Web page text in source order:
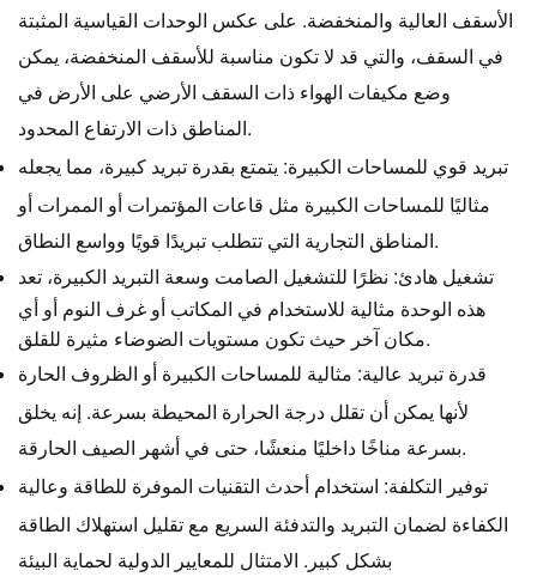
الأسقف العالية والمنخفضة. على عكس الوحدات القياسية المثبتة
في السقف، والتي قد لا تكون مناسبة للأسقف المنخفضة، يمكن
وضع مكيفات الهواء ذات السقف الأرضي على الأرض في
المناطق ذات الارتفاع المحدود.
تبريد قوي للمساحات الكبيرة: يتمتع بقدرة تبريد كبيرة، مما يجعله
مثاليًا للمساحات الكبيرة مثل قاعات المؤتمرات أو الممرات أو
المناطق التجارية التي تتطلب تبريدًا قويًا وواسع النطاق.
تشغيل هادئ: نظرًا للتشغيل الصامت وسعة التبريد الكبيرة، تعد
هذه الوحدة مثالية للاستخدام في المكاتب أو غرف النوم أو أي
مكان آخر حيث تكون مستويات الضوضاء مثيرة للقلق.
قدرة تبريد عالية: مثالية للمساحات الكبيرة أو الظروف الحارة
لأنها يمكن أن تقلل درجة الحرارة المحيطة بسرعة. إنه يخلق
بسرعة مناخًا داخليًا منعشًا، حتى في أشهر الصيف الحارقة.
توفير التكلفة: استخدام أحدث التقنيات الموفرة للطاقة وعالية
الكفاءة لضمان التبريد والتدفئة السريع مع تقليل استهلاك الطاقة
بشكل كبير. الامتثال للمعايير الدولية لحماية البيئة